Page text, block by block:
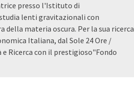
presso l'Istituto di
lenti gravitazionali con
materia oscura. Per la sua ricerca
Italiana, dal Sole 24 Ore /
Ricerca con il prestigioso"Fondo